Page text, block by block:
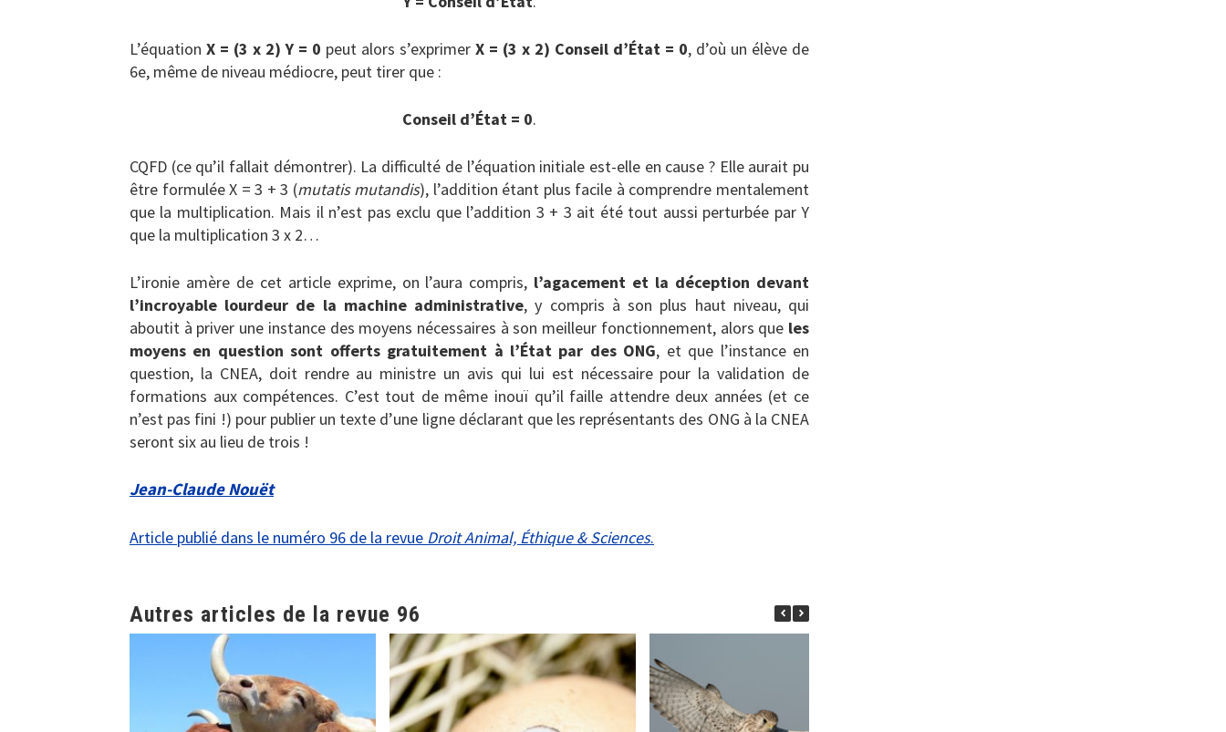
L’équation X = (3 x 2) Y = 0 peut alors s’exprimer X = (3 x 2) Conseil d’État = 0, d’où un élève de
6e, même de niveau médiocre, peut tirer que :
Conseil d’État = 0.
CQFD (ce qu’il fallait démontrer). La difficulté de l’équation initiale est-elle en cause ? Elle aurait pu
être formulée X = 3 + 3 (mutatis mutandis), l’addition étant plus facile à comprendre mentalement
que la multiplication. Mais il n’est pas exclu que l’addition 3 + 3 ait été tout aussi perturbée par Y
que la multiplication 3 x 2…
L’ironie amère de cet article exprime, on l’aura compris, l’agacement et la déception devant
l’incroyable lourdeur de la machine administrative, y compris à son plus haut niveau, qui
aboutit à priver une instance des moyens nécessaires à son meilleur fonctionnement, alors que les
moyens en question sont offerts gratuitement à l’État par des ONG, et que l’instance en
question, la CNEA, doit rendre au ministre un avis qui lui est nécessaire pour la validation de
formations aux compétences. C’est tout de même inouï qu’il faille attendre deux années (et ce
n’est pas fini !) pour publier un texte d’une ligne déclarant que les représentants des ONG à la CNEA
seront six au lieu de trois !
Jean-Claude Nouët
Article publié dans le numéro 96 de la revue Droit Animal, Éthique & Sciences.
Autres articles de la revue 96